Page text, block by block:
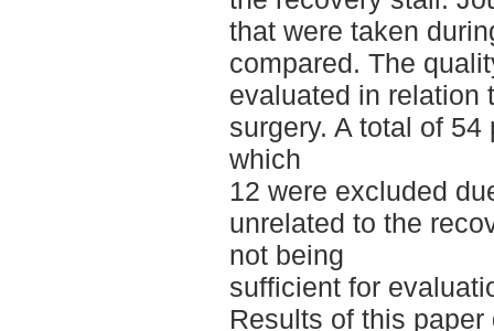
that were taken
compared. The
evaluated in relation
surgery. A total of
which
12 were excluded
unrelated to the
not being
sufficient for
Results of this